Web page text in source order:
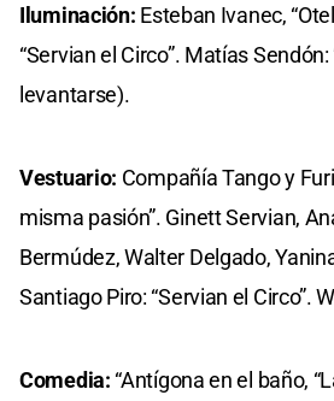
Iluminación: Esteban Ivanec,
“Servian el Circo”. Matías Sendón:
levantarse).
Vestuario: Compañía Tango y
misma pasión”. Ginett Servian,
Bermúdez, Walter Delgado,
Santiago Piro: “Servian el Circo”.
Comedia: “Antígona en el baño,